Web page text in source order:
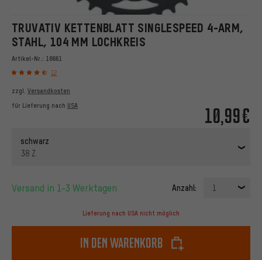
TRUVATIV KETTENBLATT SINGLESPEED 4-ARM,
STAHL, 104 MM LOCHKREIS
Artikel-Nr.: 18661
12
10,99€
zzgl. Versandkosten
für Lieferung nach USA
schwarz
38 Z
Versand in 1-3 Werktagen Anzahl: 1
Lieferung nach USA nicht möglich
In den Warenkorb